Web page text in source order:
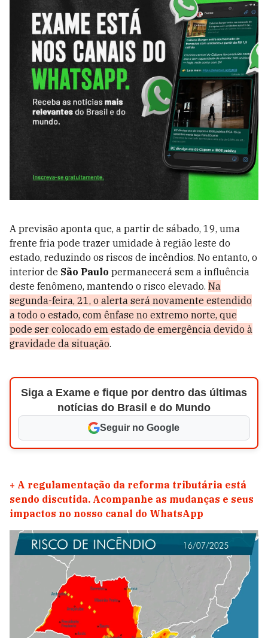
A previsão aponta que, a partir de sábado, 19, uma
frente fria pode trazer umidade à região leste do
estado, reduzindo os riscos de incêndios. No entanto, o
interior de São Paulo permanecerá sem a influência
deste fenômeno, mantendo o risco elevado. Na
segunda-feira, 21, o alerta será novamente estendido
a todo o estado, com ênfase no extremo norte, que
pode ser colocado em estado de emergência devido à
gravidade da situação.
Siga a Exame e fique por dentro das últimas
notícias do Brasil e do Mundo
Seguir no Google
+ A regulamentação da reforma tributária está
sendo discutida. Acompanhe as mudanças e seus
impactos no nosso canal do WhatsApp